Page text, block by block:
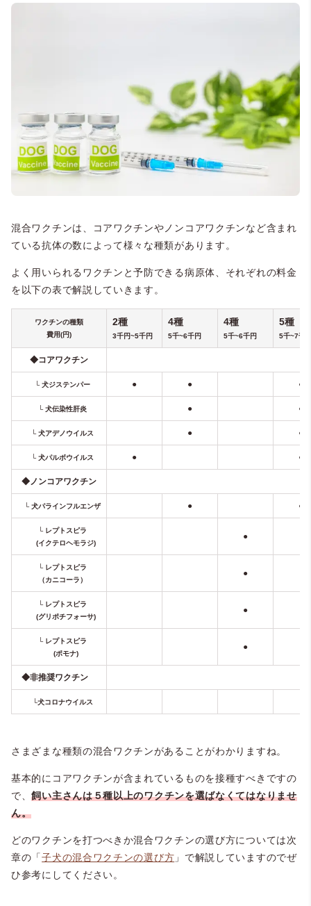
混合ワクチンは、コアワクチンやノンコアワクチンなど含まれ
ている抗体の数によって様々な種類があります。
よく用いられるワクチンと予防できる病原体、それぞれの料金
を以下の表で解説していきます。
ワクチンの種類
費用(円)
2種
3千円~5千円
4種
5千~6千円
4種
5千~6千円
5種
5千~7千
◆コアワクチン
└ 犬ジステンパー ● ● ●
└ 犬伝染性肝炎 ● ●
└ 犬アデノウイルス ● ●
└ 犬パルボウイルス ● ●
◆ノンコアワクチン
└ 犬パラインフルエンザ ● ●
└ レプトスピラ
(イクテロヘモラジ)
●
└ レプトスピラ
（カニコーラ）
●
└ レプトスピラ
(グリポチフォーサ)
●
└ レプトスピラ
(ポモナ)
●
◆非推奨ワクチン
└犬コロナウイルス
さまざまな種類の混合ワクチンがあることがわかりますね。
基本的にコアワクチンが含まれているものを接種すべきですの
で、飼い主さんは５種以上のワクチンを選ばなくてはなりませ
ん。
どのワクチンを打つべきか混合ワクチンの選び方については次
章の「子犬の混合ワクチンの選び方 」で解説していますのでぜ
ひ参考にしてください。